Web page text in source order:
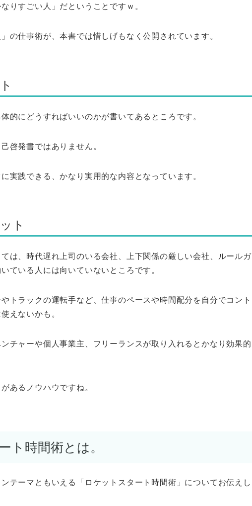
りすごい人」だということですｗ。
の仕事術が、本書では惜しげもなく公開されています。
的にどうすればいいのかが書いてあるところです。
啓発書ではありません。
実践できる、かなり実用的な内容となっています。
ト
は、時代遅れ上司のいる会社、上下関係の厳しい会社、ルールガ
ている人には向いていないところです。
トラックの運転手など、仕事のペースや時間配分を自分でコント
えないかも。
チャーや個人事業主、フリーランスが取り入れるとかなり効果的
あるノウハウですね。
ト時間術とは。
テーマともいえる「ロケットスタート時間術」についてお伝えし